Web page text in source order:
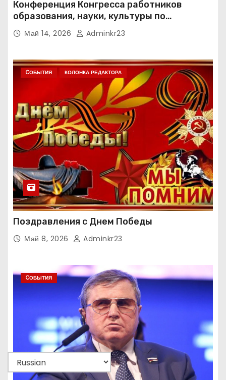
Конференция Конгресса работников
образования, науки, культуры по
направлению «Социальная политика и
культура» (КРОН СПК)
Май 14, 2026 Adminkr23
CОБЫТИЯ КОЛОНКА РЕДАКТОРА
Поздравления с Днем Победы
Май 8, 2026 Adminkr23
CОБЫТИЯ